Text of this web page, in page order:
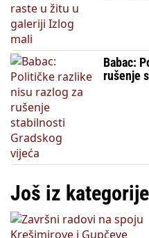
Babac:
rušenje
Još iz